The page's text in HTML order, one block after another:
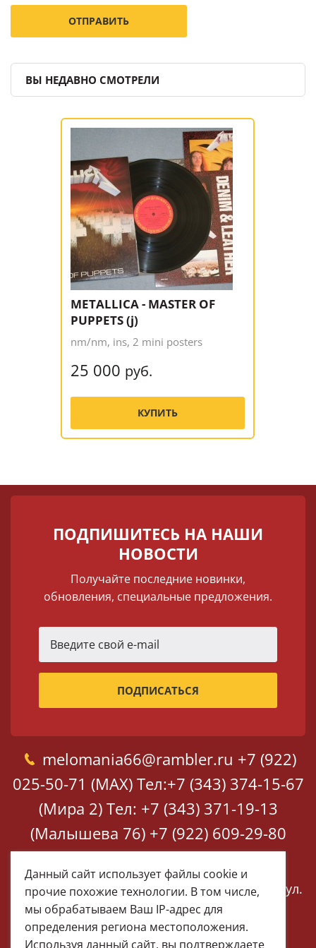
ВЫ НЕДАВНО СМОТРЕЛИ
METALLICA - MASTER OF
PUPPETS (j)
nm/nm, ins, 2 mini posters
25 000 руб.
КУПИТЬ
ПОДПИШИТЕСЬ НА НАШИ
НОВОСТИ
Получайте последние новинки,
обновления, специальные предложения.
melomania66@rambler.ru +7 (922)
025-50-71 (MAX) Тел:+7 (343) 374-15-67
(Мира 2) Тел: +7 (343) 371-19-13
(Малышева 76) +7 (922) 609-29-80
(MAX)
Екатеринбург, ул. Мира 2
Екатеринбург, ул.
Малышева 76
Данный сайт использует файлы cookie и
прочие похожие технологии. В том числе,
мы обрабатываем Ваш IP-адрес для
определения региона местоположения.
Используя данный сайт, вы подтверждаете